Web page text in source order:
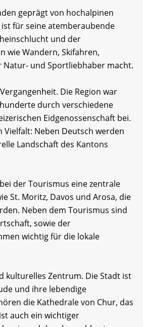
geprägt von hochalpinen
für seine atemberaubende
und der
wie Wandern, Skifahren,
Natur- und Sportliebhaber macht.
Die Region war
durch verschiedene
Eidgenossenschaft bei.
Neben Deutsch werden
Landschaft des Kantons
der Tourismus eine zentrale
St. Moritz, Davos und Arosa, die
Neben dem Tourismus sind
sowie der
wichtig für die lokale
kulturelles Zentrum. Die Stadt ist
und ihre lebendige
die Kathedrale von Chur, das
auch ein wichtiger